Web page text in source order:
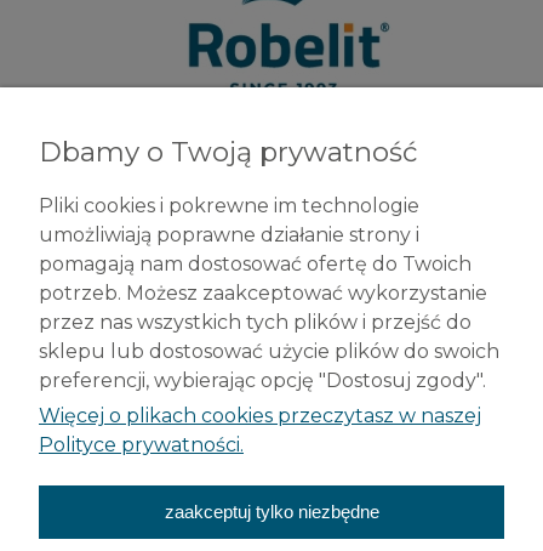
Robelit Sp. z o.o.
42-200 Częstochowa
tel. +48 (34) 377 42 98
info@robelit.pl
Pomoc
Płatności i dostawa
O nas
Dbamy o Twoją prywatność
Pliki cookies i pokrewne im technologie
umożliwiają poprawne działanie strony i
pomagają nam dostosować ofertę do Twoich
potrzeb. Możesz zaakceptować wykorzystanie
przez nas wszystkich tych plików i przejść do
sklepu lub dostosować użycie plików do swoich
preferencji, wybierając opcję "Dostosuj zgody".
Więcej o plikach cookies przeczytasz w naszej
Polityce prywatności.
zaakceptuj tylko niezbędne